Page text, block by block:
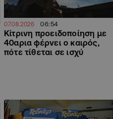
07.08.2026 06:54
Κίτρινη προειδοποίηση με
40αρια φέρνει ο καιρός,
πότε τίθεται σε ισχύ